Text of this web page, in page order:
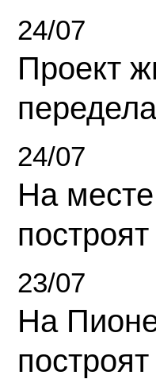
24/07
Проект
24/07
На
23/07
На